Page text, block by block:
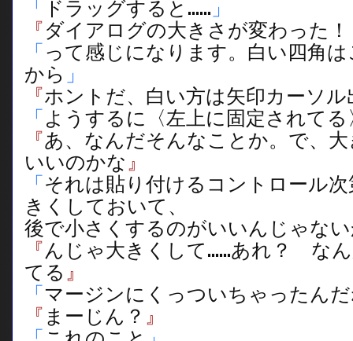
「 ドラッグすると…… 」
『ダイアログの大きさが変わった
「って感じになります。白い四角
から 」
『ホントだ、白い方は矢印カーソ
「ようするに〈左上に固定されて
『あ、なんだそんなことか。で、
いいのかな 』
「それは貼り付けるコントロール
きくしておいて、
後で小さくするのがいいんじゃな
『んじゃ大きくして……あれ？ な
てる 』
「マージンにくっついちゃったん
『 まーじん？ 』